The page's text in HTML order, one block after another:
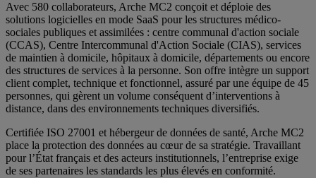
Avec 580 collaborateurs, Arche MC2 conçoit et déploie des
solutions logicielles en mode SaaS pour les structures médico-
sociales publiques et assimilées : centre communal d'action sociale
(CCAS), Centre Intercommunal d'Action Sociale (CIAS), services
de maintien à domicile, hôpitaux à domicile, départements ou encore
des structures de services à la personne. Son offre intègre un support
client complet, technique et fonctionnel, assuré par une équipe de 45
personnes, qui gèrent un volume conséquent d’interventions à
distance, dans des environnements techniques diversifiés.
Certifiée ISO 27001 et hébergeur de données de santé, Arche MC2
place la protection des données au cœur de sa stratégie. Travaillant
pour l’État français et des acteurs institutionnels, l’entreprise exige
de ses partenaires les standards les plus élevés en conformité.